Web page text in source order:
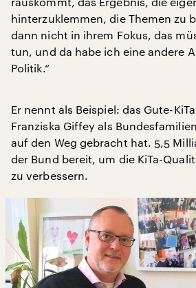
hinterzuklemmen, die Themen zu
dann nicht in ihrem Fokus, das
tun, und da habe ich eine andere
Politik.“
Er nennt als Beispiel: das Gute-
Franziska Giffey als
auf den Weg gebracht hat. 5,5
der Bund bereit, um die KiTa-
zu verbessern.